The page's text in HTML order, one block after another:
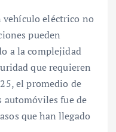
vehículo eléctrico no
pueden
a la complejidad
que requieren
el promedio de
automóviles fue de
que han llegado